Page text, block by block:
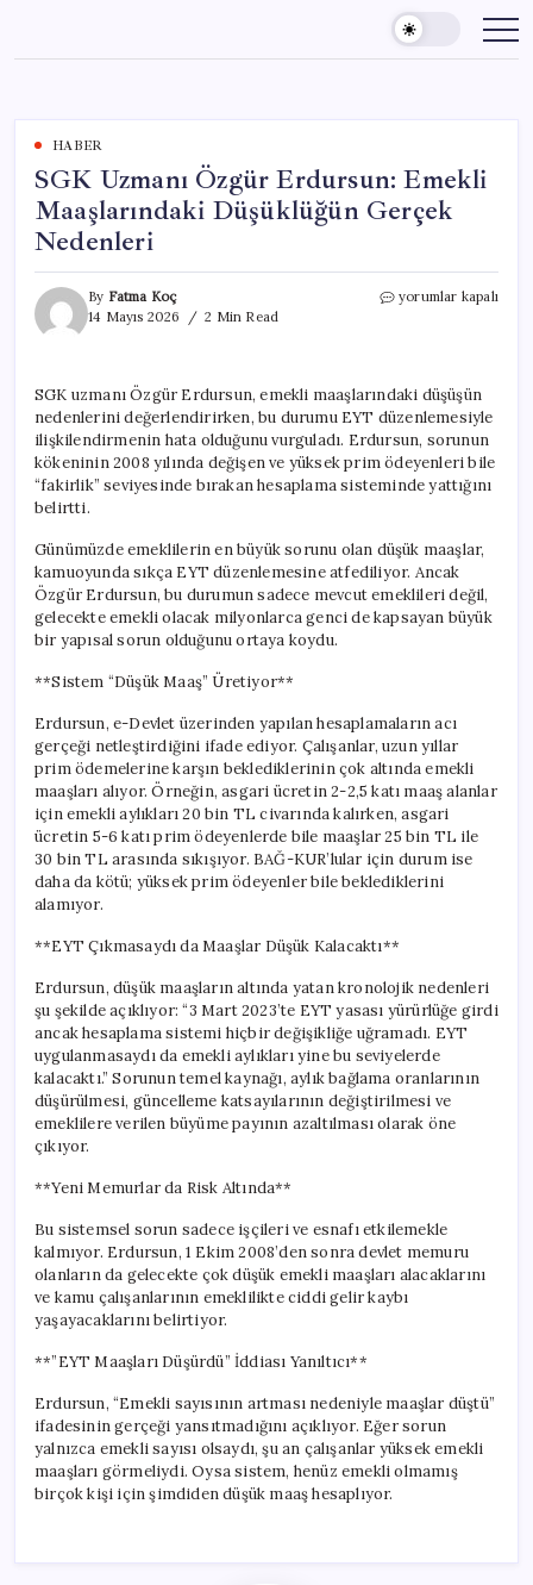
content
HABER
SGK Uzmanı Özgür Erdursun: Emekli
Maaşlarındaki Düşüklüğün Gerçek
Nedenleri
By Fatma Koç
14 Mayıs 2026
2 Min Read
SGK
Maaşlarındaki
Düşüklüğün
Gerçek
Nedenleri
için
yorumlar kapalı
SGK uzmanı Özgür Erdursun, emekli maaşlarındaki düşüşün
nedenlerini değerlendirirken, bu durumu EYT düzenlemesiyle
ilişkilendirmenin hata olduğunu vurguladı. Erdursun, sorunun
kökeninin 2008 yılında değişen ve yüksek prim ödeyenleri bile
“fakirlik” seviyesinde bırakan hesaplama sisteminde yattığını
belirtti.
Günümüzde emeklilerin en büyük sorunu olan düşük maaşlar,
kamuoyunda sıkça EYT düzenlemesine atfediliyor. Ancak
Özgür Erdursun, bu durumun sadece mevcut emeklileri değil,
gelecekte emekli olacak milyonlarca genci de kapsayan büyük
bir yapısal sorun olduğunu ortaya koydu.
**Sistem “Düşük Maaş” Üretiyor**
Erdursun, e-Devlet üzerinden yapılan hesaplamaların acı
gerçeği netleştirdiğini ifade ediyor. Çalışanlar, uzun yıllar
prim ödemelerine karşın beklediklerinin çok altında emekli
maaşları alıyor. Örneğin, asgari ücretin 2-2,5 katı maaş alanlar
için emekli aylıkları 20 bin TL civarında kalırken, asgari
ücretin 5-6 katı prim ödeyenlerde bile maaşlar 25 bin TL ile
30 bin TL arasında sıkışıyor. BAĞ-KUR’lular için durum ise
daha da kötü; yüksek prim ödeyenler bile beklediklerini
alamıyor.
**EYT Çıkmasaydı da Maaşlar Düşük Kalacaktı**
Erdursun, düşük maaşların altında yatan kronolojik nedenleri
şu şekilde açıklıyor: “3 Mart 2023’te EYT yasası yürürlüğe girdi
ancak hesaplama sistemi hiçbir değişikliğe uğramadı. EYT
uygulanmasaydı da emekli aylıkları yine bu seviyelerde
kalacaktı.” Sorunun temel kaynağı, aylık bağlama oranlarının
düşürülmesi, güncelleme katsayılarının değiştirilmesi ve
emeklilere verilen büyüme payının azaltılması olarak öne
çıkıyor.
**Yeni Memurlar da Risk Altında**
Bu sistemsel sorun sadece işçileri ve esnafı etkilemekle
kalmıyor. Erdursun, 1 Ekim 2008’den sonra devlet memuru
olanların da gelecekte çok düşük emekli maaşları alacaklarını
ve kamu çalışanlarının emeklilikte ciddi gelir kaybı
yaşayacaklarını belirtiyor.
**”EYT Maaşları Düşürdü” İddiası Yanıltıcı**
Erdursun, “Emekli sayısının artması nedeniyle maaşlar düştü”
ifadesinin gerçeği yansıtmadığını açıklıyor. Eğer sorun
yalnızca emekli sayısı olsaydı, şu an çalışanlar yüksek emekli
maaşları görmeliydi. Oysa sistem, henüz emekli olmamış
birçok kişi için şimdiden düşük maaş hesaplıyor.